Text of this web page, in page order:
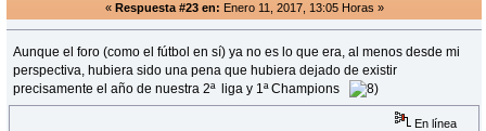
« Respuesta #23 en: Enero 11, 2017, 13:05 Horas »
Aunque el foro (como el fútbol en sí) ya no es lo que era, al menos desde mi
perspectiva, hubiera sido una pena que hubiera dejado de existir
precisamente el año de nuestra 2ª liga y 1ª Champions
En línea